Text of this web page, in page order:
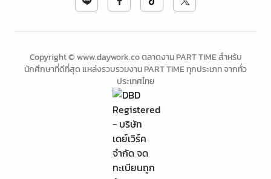
Copyright © www.daywork.co ตลาดงาน PART TIME สำหรับ
นักศึกษาที่ดีที่สุด แหล่งรวบรวมงาน PART TIME ทุกประเภท จากทั่ว
ประเทศไทย